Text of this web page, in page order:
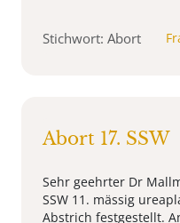
Stichwort: Abort
Abort 17. SSW
Sehr geehrter Dr
SSW 11. mässig
Abstrich festgestellt.